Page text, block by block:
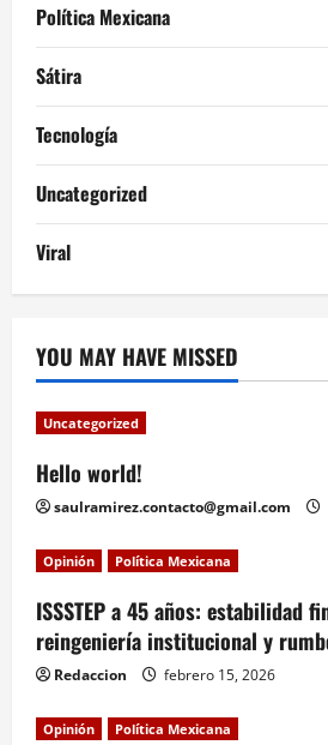
Política Mexicana
Sátira
Tecnología
Uncategorized
Viral
YOU MAY HAVE MISSED
Uncategorized
Hello world!
saulramirez.contacto@gmail.com
Opinión Política Mexicana
ISSSTEP a 45 años: estabilidad
reingeniería institucional y
Redaccion febrero 15, 2026
Opinión Política Mexicana